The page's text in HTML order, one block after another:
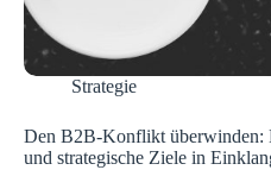
Strategie
Den B2B-Konflikt überwinden:
und strategische Ziele in